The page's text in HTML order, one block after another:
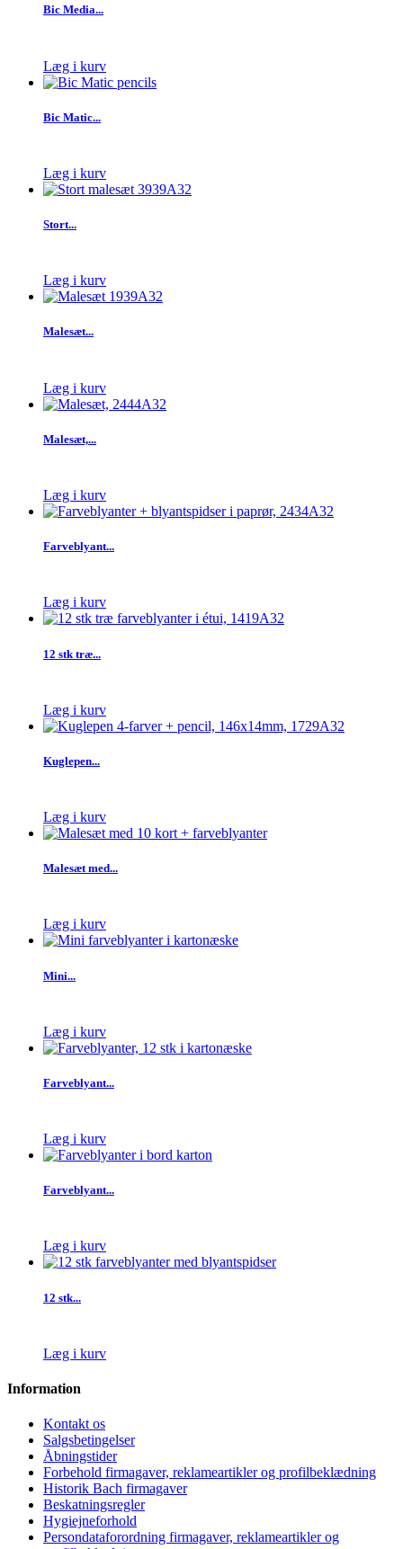
Bic Media...
Læg i kurv
Bic Matic...
Læg i kurv
Stort...
Læg i kurv
Malesæt...
Læg i kurv
Malesæt,...
Læg i kurv
Farveblyant...
Læg i kurv
12 stk træ...
Læg i kurv
Kuglepen...
Læg i kurv
Malesæt med...
Læg i kurv
Mini...
Læg i kurv
Farveblyant...
Læg i kurv
Farveblyant...
Læg i kurv
12 stk...
Læg i kurv
Information
Kontakt os
Salgsbetingelser
Åbningstider
Forbehold firmagaver, reklameartikler og profilbeklædning
Historik Bach firmagaver
Beskatningsregler
Hygiejneforhold
Persondataforordning firmagaver, reklameartikler og